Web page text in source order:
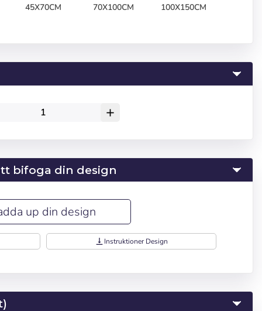
45X70CM 70X100CM 100X150CM
add
bifoga din design
up din design
vertical_align_bottom Instruktioner Design